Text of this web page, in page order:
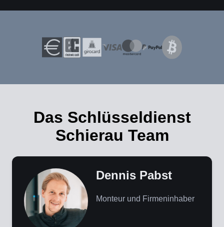
Das Schlüsseldienst
Schierau Team
Dennis Pabst
Monteur und Firmeninhaber